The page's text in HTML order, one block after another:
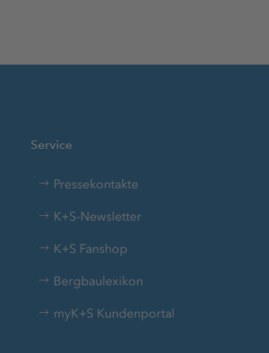
Service
Pressekontakte
K+S-Newsletter
K+S Fanshop
Bergbaulexikon
myK+S Kundenportal